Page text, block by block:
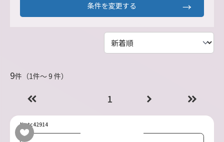
条件を変更する
9件（1件〜 9 件）
1
No.tc42914